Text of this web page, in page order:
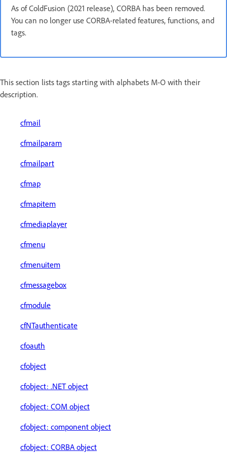
As of ColdFusion (2021 release), CORBA has been removed.
You can no longer use CORBA-related features, functions, and
tags.
This section lists tags starting with alphabets M-O with their
description.
cfmail
cfmailparam
cfmailpart
cfmap
cfmapitem
cfmediaplayer
cfmenu
cfmenuitem
cfmessagebox
cfmodule
cfNTauthenticate
cfoauth
cfobject
cfobject: .NET object
cfobject: COM object
cfobject: component object
cfobject: CORBA object